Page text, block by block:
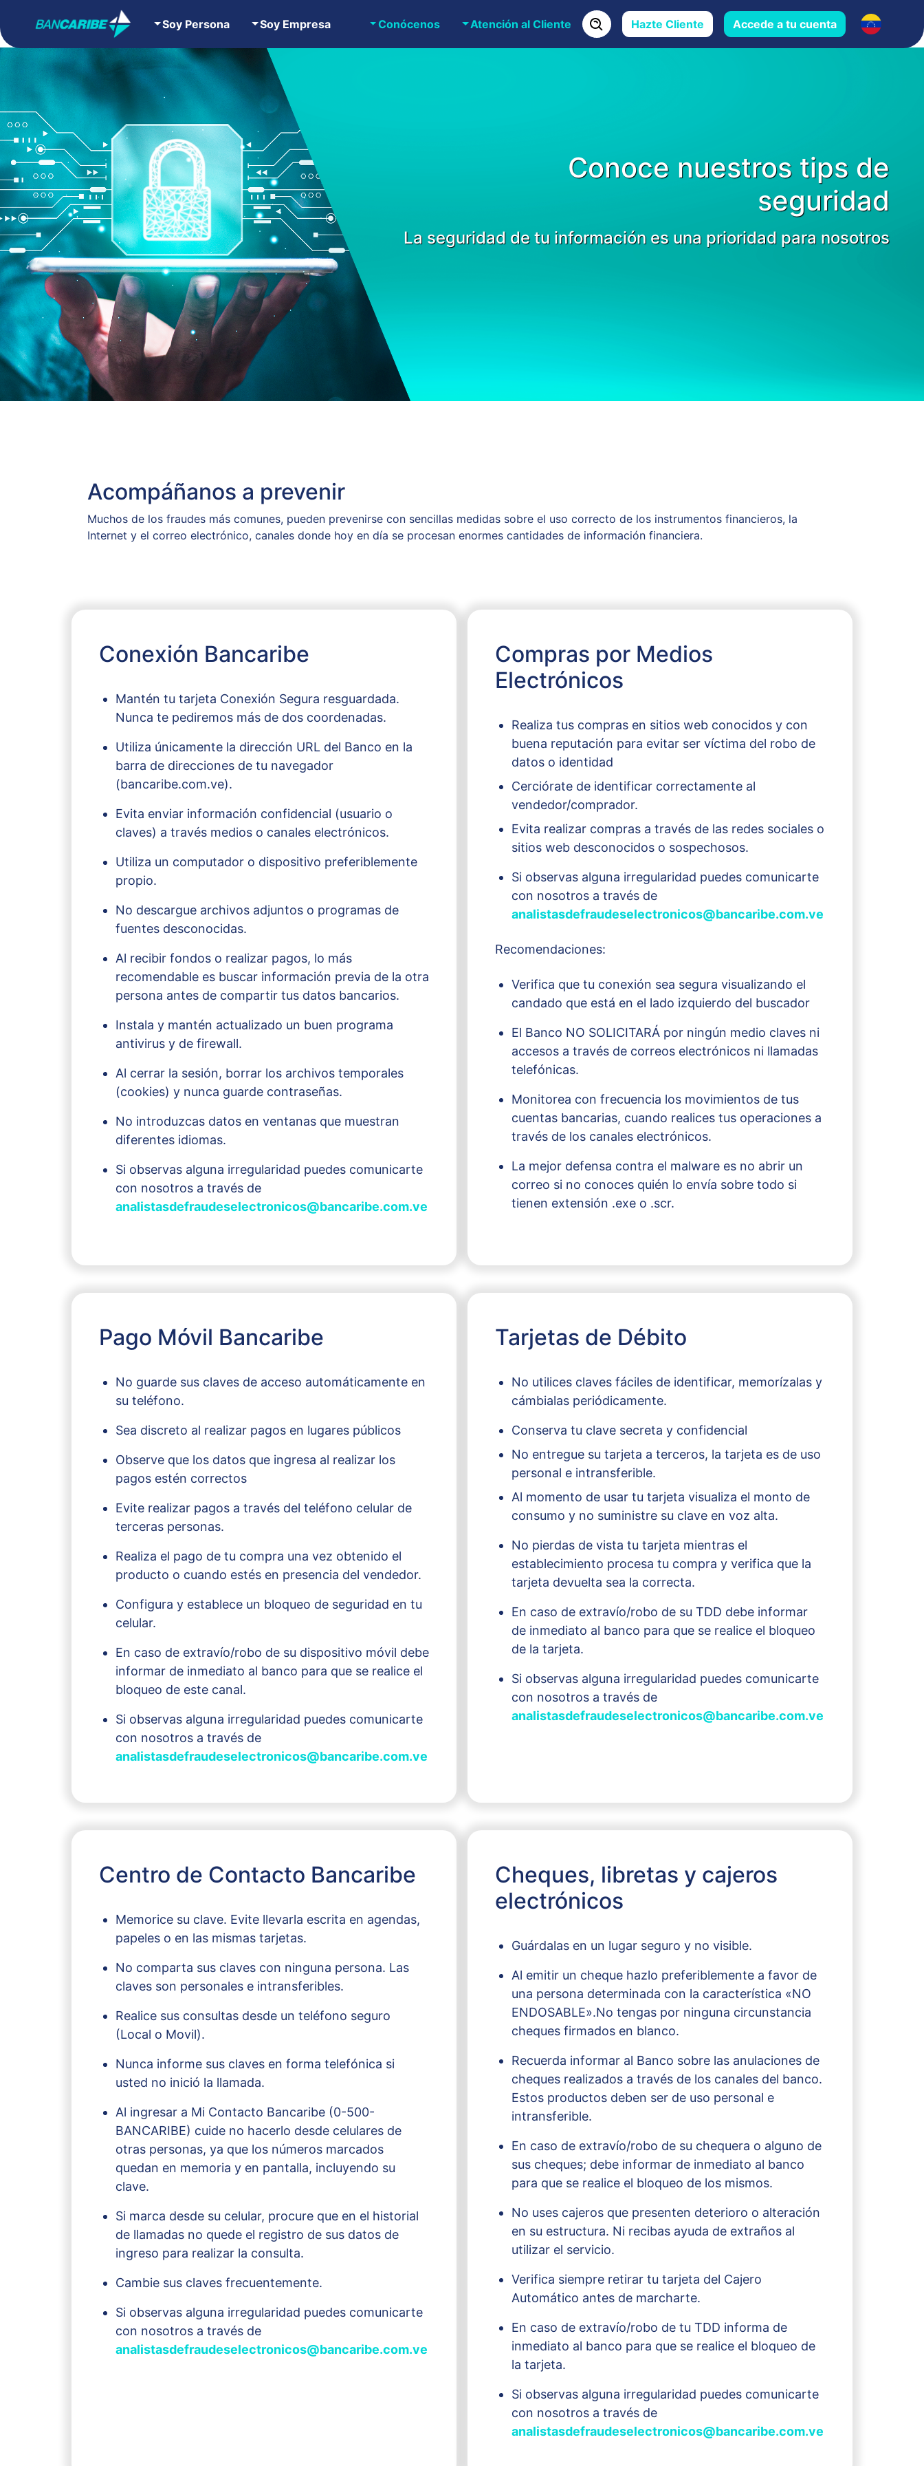
Soy Persona Soy Empresa Conócenos Atención al Cliente Hazte Cliente Accede a tu cuenta
Conoce nuestros tips de
seguridad
La seguridad de tu información es una prioridad para nosotros
Acompáñanos a prevenir
Muchos de los fraudes más comunes, pueden prevenirse con sencillas medidas sobre el uso correcto de los instrumentos financieros, la
Internet y el correo electrónico, canales donde hoy en día se procesan enormes cantidades de información financiera.
Conexión Bancaribe
Mantén tu tarjeta Conexión Segura resguardada.
Nunca te pediremos más de dos coordenadas.
Utiliza únicamente la dirección URL del Banco en la
barra de direcciones de tu navegador
(bancaribe.com.ve).
Evita enviar información confidencial (usuario o
claves) a través medios o canales electrónicos.
Utiliza un computador o dispositivo preferiblemente
propio.
No descargue archivos adjuntos o programas de
fuentes desconocidas.
Al recibir fondos o realizar pagos, lo más
recomendable es buscar información previa de la otra
persona antes de compartir tus datos bancarios.
Instala y mantén actualizado un buen programa
antivirus y de firewall.
Al cerrar la sesión, borrar los archivos temporales
(cookies) y nunca guarde contraseñas.
No introduzcas datos en ventanas que muestran
diferentes idiomas.
Si observas alguna irregularidad puedes comunicarte
con nosotros a través de
analistasdefraudeselectronicos@bancaribe.com.ve
Compras por Medios
Electrónicos
Realiza tus compras en sitios web conocidos y con
buena reputación para evitar ser víctima del robo de
datos o identidad
Cerciórate de identificar correctamente al
vendedor/comprador.
Evita realizar compras a través de las redes sociales o
sitios web desconocidos o sospechosos.
Si observas alguna irregularidad puedes comunicarte
con nosotros a través de
analistasdefraudeselectronicos@bancaribe.com.ve
Recomendaciones:
Verifica que tu conexión sea segura visualizando el
candado que está en el lado izquierdo del buscador
El Banco NO SOLICITARÁ por ningún medio claves ni
accesos a través de correos electrónicos ni llamadas
telefónicas.
Monitorea con frecuencia los movimientos de tus
cuentas bancarias, cuando realices tus operaciones a
través de los canales electrónicos.
La mejor defensa contra el malware es no abrir un
correo si no conoces quién lo envía sobre todo si
tienen extensión .exe o .scr.
Pago Móvil Bancaribe
No guarde sus claves de acceso automáticamente en
su teléfono.
Sea discreto al realizar pagos en lugares públicos
Observe que los datos que ingresa al realizar los
pagos estén correctos
Evite realizar pagos a través del teléfono celular de
terceras personas.
Realiza el pago de tu compra una vez obtenido el
producto o cuando estés en presencia del vendedor.
Configura y establece un bloqueo de seguridad en tu
celular.
En caso de extravío/robo de su dispositivo móvil debe
informar de inmediato al banco para que se realice el
bloqueo de este canal.
Si observas alguna irregularidad puedes comunicarte
con nosotros a través de
analistasdefraudeselectronicos@bancaribe.com.ve
Tarjetas de Débito
No utilices claves fáciles de identificar, memorízalas y
cámbialas periódicamente.
Conserva tu clave secreta y confidencial
No entregue su tarjeta a terceros, la tarjeta es de uso
personal e intransferible.
Al momento de usar tu tarjeta visualiza el monto de
consumo y no suministre su clave en voz alta.
No pierdas de vista tu tarjeta mientras el
establecimiento procesa tu compra y verifica que la
tarjeta devuelta sea la correcta.
En caso de extravío/robo de su TDD debe informar
de inmediato al banco para que se realice el bloqueo
de la tarjeta.
Si observas alguna irregularidad puedes comunicarte
con nosotros a través de
analistasdefraudeselectronicos@bancaribe.com.ve
Centro de Contacto Bancaribe
Memorice su clave. Evite llevarla escrita en agendas,
papeles o en las mismas tarjetas.
No comparta sus claves con ninguna persona. Las
claves son personales e intransferibles.
Realice sus consultas desde un teléfono seguro
(Local o Movil).
Nunca informe sus claves en forma telefónica si
usted no inició la llamada.
Al ingresar a Mi Contacto Bancaribe (0-500-
BANCARIBE) cuide no hacerlo desde celulares de
otras personas, ya que los números marcados
quedan en memoria y en pantalla, incluyendo su
clave.
Si marca desde su celular, procure que en el historial
de llamadas no quede el registro de sus datos de
ingreso para realizar la consulta.
Cambie sus claves frecuentemente.
Si observas alguna irregularidad puedes comunicarte
con nosotros a través de
analistasdefraudeselectronicos@bancaribe.com.ve
Cheques, libretas y cajeros
electrónicos
Guárdalas en un lugar seguro y no visible.
Al emitir un cheque hazlo preferiblemente a favor de
una persona determinada con la característica «NO
ENDOSABLE».No tengas por ninguna circunstancia
cheques firmados en blanco.
Recuerda informar al Banco sobre las anulaciones de
cheques realizados a través de los canales del banco.
Estos productos deben ser de uso personal e
intransferible.
En caso de extravío/robo de su chequera o alguno de
sus cheques; debe informar de inmediato al banco
para que se realice el bloqueo de los mismos.
No uses cajeros que presenten deterioro o alteración
en su estructura. Ni recibas ayuda de extraños al
utilizar el servicio.
Verifica siempre retirar tu tarjeta del Cajero
Automático antes de marcharte.
En caso de extravío/robo de tu TDD informa de
inmediato al banco para que se realice el bloqueo de
la tarjeta.
Si observas alguna irregularidad puedes comunicarte
con nosotros a través de
analistasdefraudeselectronicos@bancaribe.com.ve